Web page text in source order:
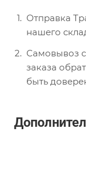
Отправка
нашего
Самовывоз
заказа
быть